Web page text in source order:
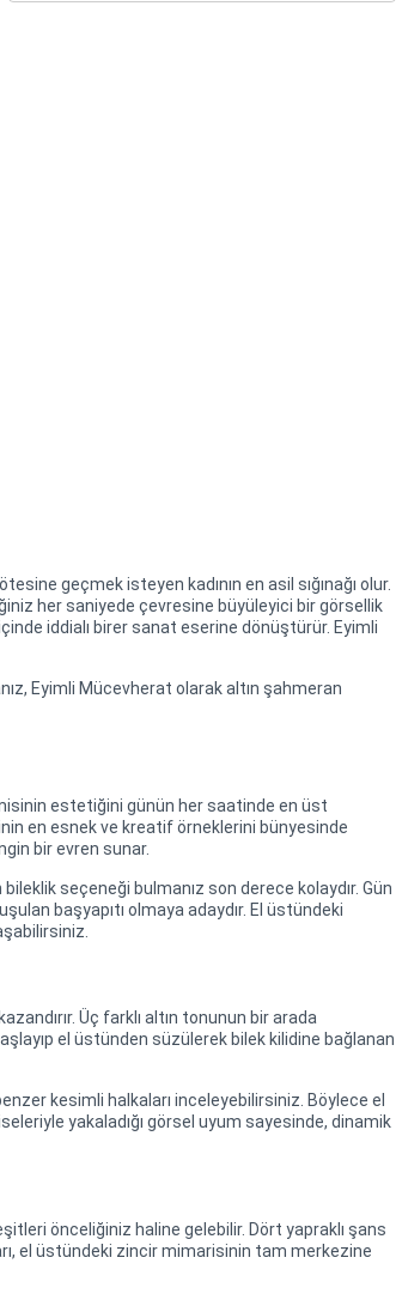
geçmek isteyen kadının en asil sığınağı olur.
her saniyede çevresine büyüleyici bir görsellik
iddialı birer sanat eserine dönüştürür. Eyimli
Eyimli Mücevherat olarak altın şahmeran
estetiğini günün her saatinde en üst
en esnek ve kreatif örneklerini bünyesinde
bir evren sunar.
seçeneği bulmanız son derece kolaydır. Gün
başyapıtı olmaya adaydır. El üstündeki
Üç farklı altın tonunun bir arada
el üstünden süzülerek bilek kilidine bağlanan
kesimli halkaları inceleyebilirsiniz. Böylece el
yakaladığı görsel uyum sayesinde, dinamik
önceliğiniz haline gelebilir. Dört yapraklı şans
el üstündeki zincir mimarisinin tam merkezine